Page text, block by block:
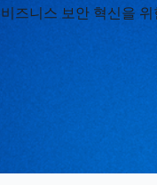
비즈니스 보안 혁신을